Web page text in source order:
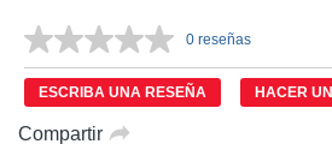
Sin
puntuación.
Enlace
en
0 reseñas
ESCRIBA UNA RESEÑA HACER
Compartir